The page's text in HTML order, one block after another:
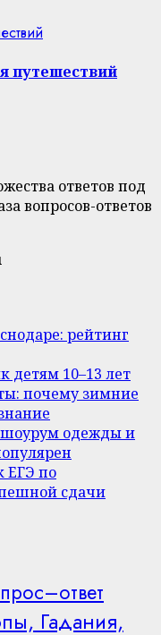
путешествий
ответов под
вопросов-ответов
рейтинг
детям 10–13 лет
почему зимние
шоурум одежды и
ЕГЭ по
сдачи
Гадания,